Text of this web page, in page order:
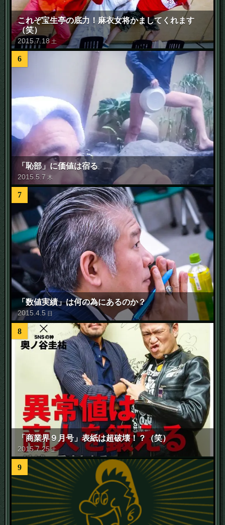
これぞ宝生亭の底力！麻衣女将かましてくれます
（笑）
2015.7. 18 土
6
「恥部」に価値は宿る
2015 5 .7 木
7
「数値実績」は何の為にあるのか？
2015 .4 .5 日
8
「商業界９月号」表紙は超破壊！？（笑）
2015.7.25 土
9